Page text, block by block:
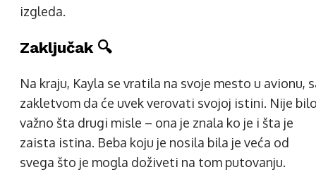
izgleda.
Zaključak 🔍
Na kraju, Kayla se vratila na svoje mesto u avionu,
zakletvom da će uvek verovati svojoj istini. Nije
važno šta drugi misle – ona je znala ko je i šta je
zaista istina. Beba koju je nosila bila je veća od
svega što je mogla doživeti na tom putovanju.